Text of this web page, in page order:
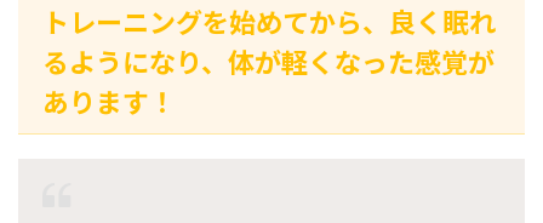
トレーニングを始めてから、良く眠れ
るようになり、体が軽くなった感覚が
あります！